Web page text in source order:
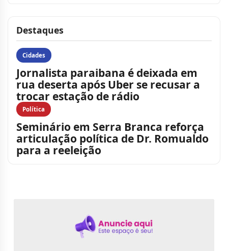
Destaques
Cidades
Jornalista paraibana é deixada em
rua deserta após Uber se recusar a
trocar estação de rádio
Política
Seminário em Serra Branca reforça
articulação política de Dr. Romualdo
para a reeleição